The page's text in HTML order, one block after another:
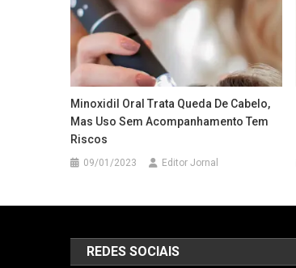
Minoxidil Oral Trata Queda De Cabelo,
Mas Uso Sem Acompanhamento Tem
Riscos
09/01/2023 Editor Jornal
REDES SOCIAIS